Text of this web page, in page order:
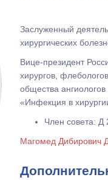
Заслуженный
хирургических
Вице-президент
хирургов,
общества
«Инфекция в
Член совета:
Магомед Дибирович